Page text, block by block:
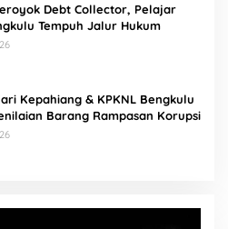
Debt Collector, Pelajar
Tempuh Jalur Hukum
Kepahiang & KPKNL Bengkulu
Barang Rampasan Korupsi